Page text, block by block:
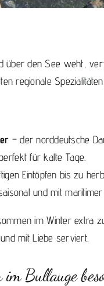
über den See weht,
regionale
– der norddeutsche
für kalte Tage.
Eintöpfen bis zu
und mit maritimer
im Winter extra
mit Liebe serviert.
Bullauge